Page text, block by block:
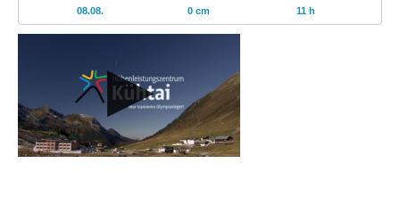
08.08.
0 cm
11 h